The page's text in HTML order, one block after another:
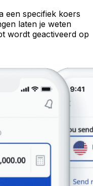
een specifiek koers
laten je weten
wordt geactiveerd op